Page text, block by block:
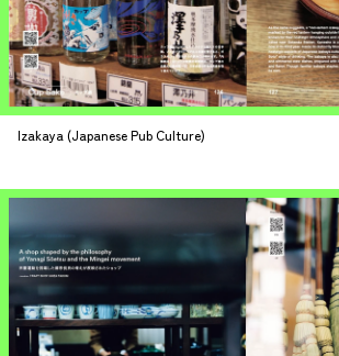
Izakaya (Japanese Pub Culture)